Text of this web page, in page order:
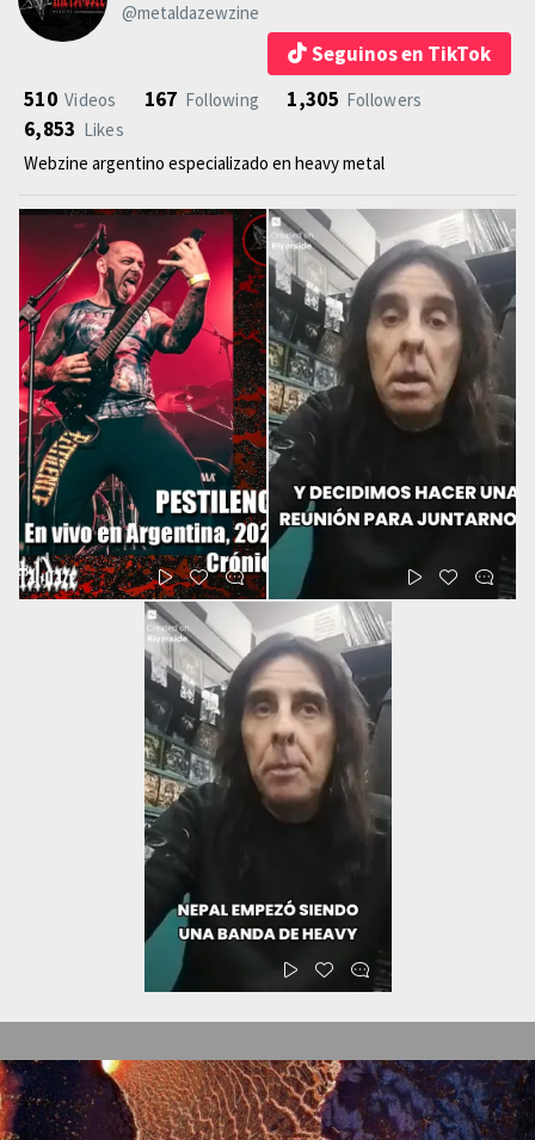
@metaldazewzine
Seguinos en TikTok
510 Videos 167 Following 1,305 Followers
6,853 Likes
Webzine argentino especializado en heavy metal